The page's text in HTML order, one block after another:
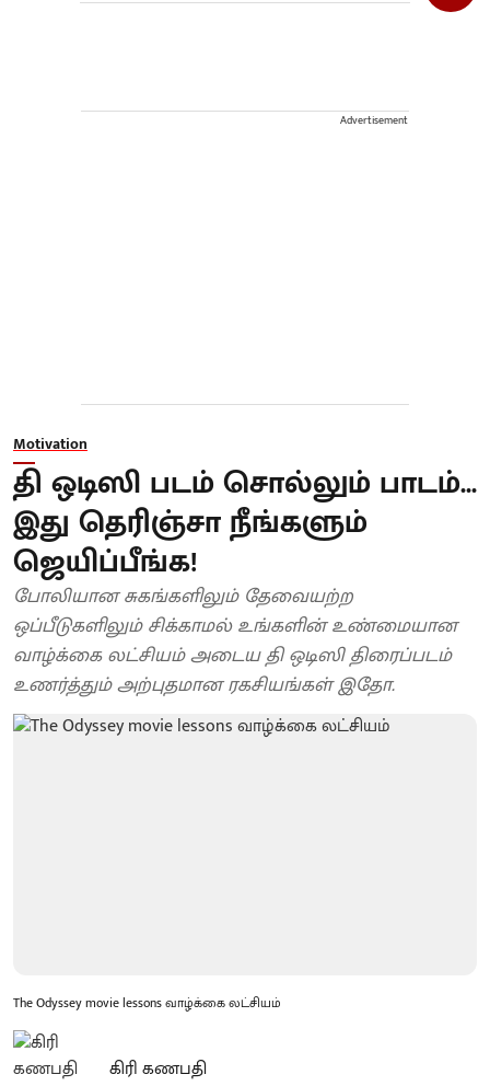
Advertisement
Motivation
தி ஒடிஸி படம் சொல்லும் பாடம்...
இது தெரிஞ்சா நீங்களும்
ஜெயிப்பீங்க!
போலியான சுகங்களிலும் தேவையற்ற
ஒப்பீடுகளிலும் சிக்காமல் உங்களின் உண்மையான
வாழ்க்கை லட்சியம் அடைய தி ஒடிஸி திரைப்படம்
உணர்த்தும் அற்புதமான ரகசியங்கள் இதோ.
The Odyssey movie lessons வாழ்க்கை லட்சியம்
கிரி கணபதி